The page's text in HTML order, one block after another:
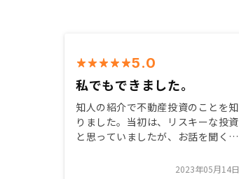
5.0
私でもできました。
知人の紹介で不動産投資のことを知
りました。当初は、リスキーな投資
と思っていましたが、お話を聞くう
になってきました。たまたま良い物
2023年05月14日